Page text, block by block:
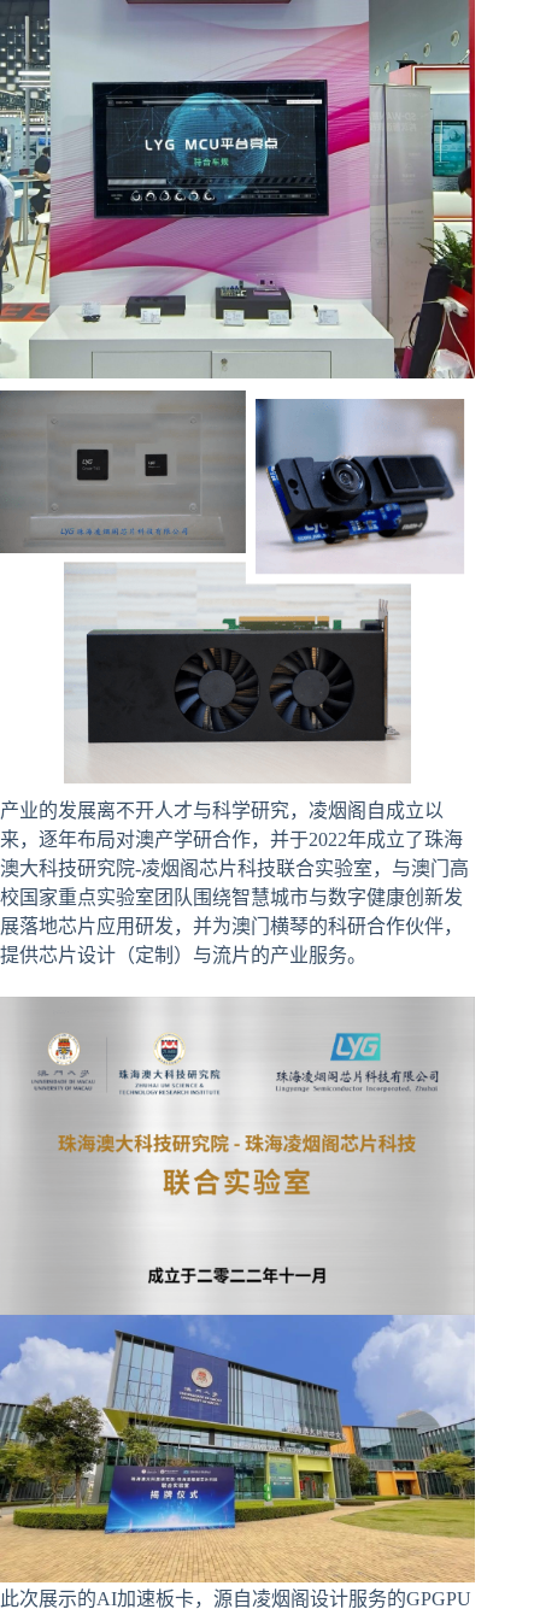
产业的发展离不开人才与科学研究，凌烟阁自成立以
来，逐年布局对澳产学研合作，并于2022年成立了珠海
澳大科技研究院-凌烟阁芯片科技联合实验室，与澳门高
校国家重点实验室团队围绕智慧城市与数字健康创新发
展落地芯片应用研发，并为澳门横琴的科研合作伙伴，
提供芯片设计（定制）与流片的产业服务。
此次展示的AI加速板卡，源自凌烟阁设计服务的GPGPU